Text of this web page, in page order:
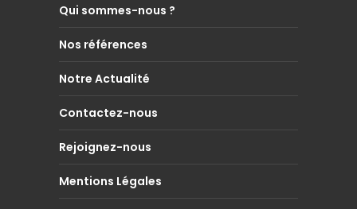
Qui sommes-nous ?
Nos références
Notre Actualité
Contactez-nous
Rejoignez-nous
Mentions Légales